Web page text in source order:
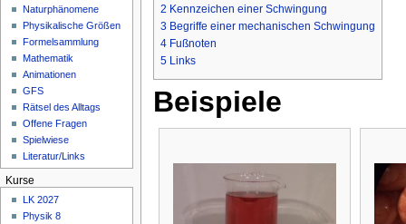
2 Kennzeichen einer Schwingung
3 Begriffe einer mechanischen Schwingung
4 Fußnoten
5 Links
Beispiele
Naturphänomene
Physikalische Größen
Formelsammlung
Mathematik
Animationen
GFS
Rätsel des Alltags
Offene Fragen
Spielwiese
Literatur/Links
Kurse
LK 2027
Physik 8